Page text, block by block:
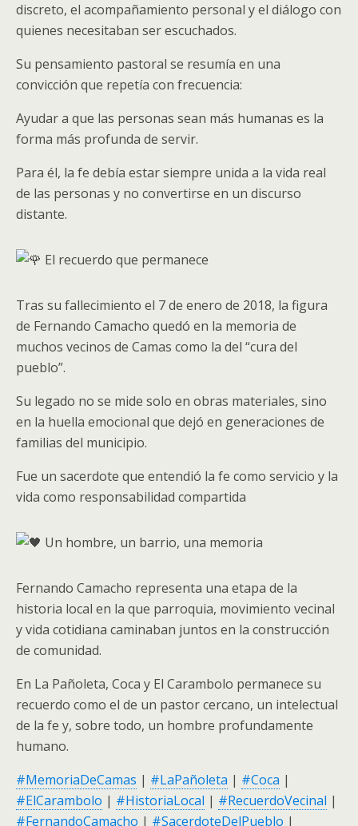
discreto, el acompañamiento personal y el diálogo con
quienes necesitaban ser escuchados.
Su pensamiento pastoral se resumía en una
convicción que repetía con frecuencia:
Ayudar a que las personas sean más humanas es la
forma más profunda de servir.
Para él, la fe debía estar siempre unida a la vida real
de las personas y no convertirse en un discurso
distante.
El recuerdo que permanece
Tras su fallecimiento el 7 de enero de 2018, la figura
de Fernando Camacho quedó en la memoria de
muchos vecinos de Camas como la del “cura del
pueblo”.
Su legado no se mide solo en obras materiales, sino
en la huella emocional que dejó en generaciones de
familias del municipio.
Fue un sacerdote que entendió la fe como servicio y la
vida como responsabilidad compartida
Un hombre, un barrio, una memoria
Fernando Camacho representa una etapa de la
historia local en la que parroquia, movimiento vecinal
y vida cotidiana caminaban juntos en la construcción
de comunidad.
En La Pañoleta, Coca y El Carambolo permanece su
recuerdo como el de un pastor cercano, un intelectual
de la fe y, sobre todo, un hombre profundamente
humano.
#MemoriaDeCamas | #LaPañoleta | #Coca |
#ElCarambolo | #HistoriaLocal | #RecuerdoVecinal |
#FernandoCamacho | #SacerdoteDelPueblo |